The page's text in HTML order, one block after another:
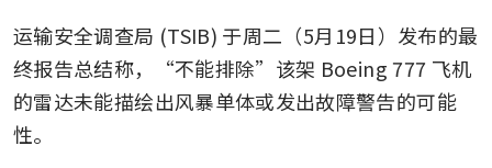
运输安全调查局 (TSIB) 于周二（5月19日）发布的最
终报告总结称，“不能排除”该架 Boeing 777 飞机
的雷达未能描绘出风暴单体或发出故障警告的可能
性。